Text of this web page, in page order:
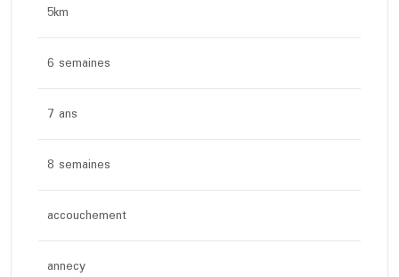
5km
6 semaines
7 ans
8 semaines
accouchement
annecy